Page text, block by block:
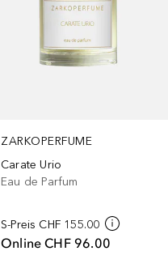
ZARKOPERFUME
Carate Urio
Eau de Parfum
S-Preis CHF 155.00
Online CHF 96.00